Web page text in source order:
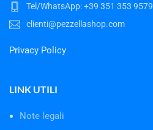
Tel/WhatsApp: +39 351 353 9579
clienti@pezzellashop.com
Privacy Policy
LINK UTILI
Note legali